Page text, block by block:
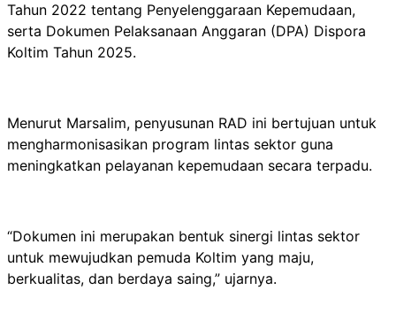
Tahun 2022 tentang Penyelenggaraan Kepemudaan,
serta Dokumen Pelaksanaan Anggaran (DPA) Dispora
Koltim Tahun 2025.
Menurut Marsalim, penyusunan RAD ini bertujuan untuk
mengharmonisasikan program lintas sektor guna
meningkatkan pelayanan kepemudaan secara terpadu.
“Dokumen ini merupakan bentuk sinergi lintas sektor
untuk mewujudkan pemuda Koltim yang maju,
berkualitas, dan berdaya saing,” ujarnya.